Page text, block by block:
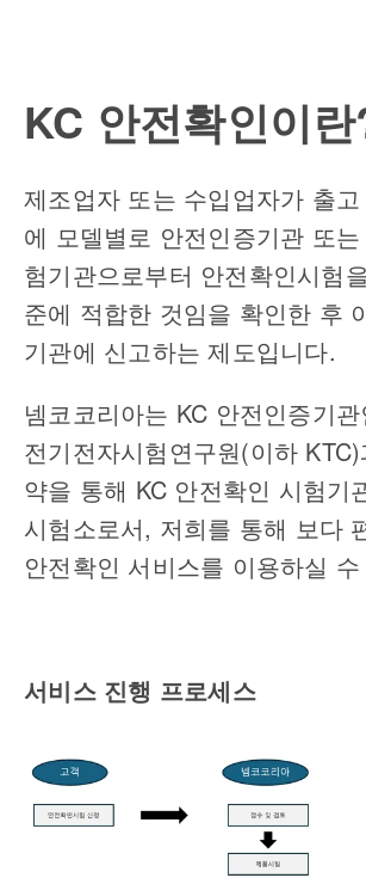
KC 안전확인이
제조업자 또는 수입업자가 출
에 모델별로 안전인증기관 또
험기관으로부터 안전확인시험
준에 적합한 것임을 확인한 후
기관에 신고하는 제도입니다.
넴코코리아는 KC 안전인증기
전기전자시험연구원(이하 KTC)
약을 통해 KC 안전확인 시험기
시험소로서, 저희를 통해 보다
안전확인 서비스를 이용하실
서비스 진행 프로세스